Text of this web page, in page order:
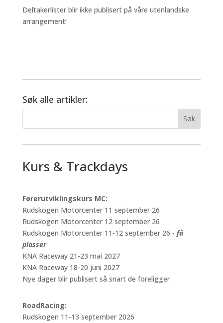
Deltakerlister blir ikke publisert på våre utenlandske
arrangement!
Søk alle artikler:
Kurs & Trackdays
Førerutviklingskurs MC:
Rudskogen Motorcenter 11 september 26
Rudskogen Motorcenter 12 september 26
Rudskogen Motorcenter 11-12 september 26 - få
plasser
KNA Raceway 21-23 mai 2027
KNA Raceway 18-20 juni 2027
Nye dager blir publisert så snart de foreligger
RoadRacing:
Rudskogen 11-13 september 2026